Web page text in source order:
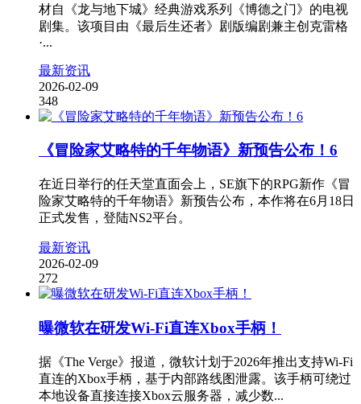
材自《龙与地下城》经典游戏系列《博德之门》的电视
剧集。该项目由《最后生还者》剧版编剧兼主创克雷格
·...
最新资讯
2026-02-09
348
《冒险家艾略特的千年物语》新预告公布！6
在近日举行的任天堂直面会上，SE旗下的RPG新作《冒
险家艾略特的千年物语》新预告公布，本作将在6月18日
正式发售，登陆NS2平台。
最新资讯
2026-02-09
272
曝微软在研发Wi-Fi直连Xbox手柄！
据《The Verge》报道，微软计划于2026年推出支持Wi-Fi
直连的Xbox手柄，基于内部路线图泄露。该手柄可绕过
本地设备直接连接Xbox云服务器，减少数...